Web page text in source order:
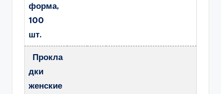
форма,
100
шт.
Прокла
дки
женские